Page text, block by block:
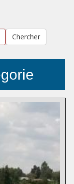
Chercher